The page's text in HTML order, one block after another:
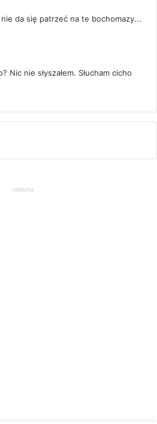
da się patrzeć na te bochomazy...
Nic nie słyszałem. Słucham cicho
reklama